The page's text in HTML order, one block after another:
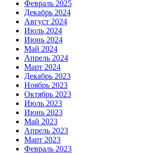
Февраль 2025
Декабрь 2024
Август 2024
Июль 2024
Июнь 2024
Май 2024
Апрель 2024
Март 2024
Декабрь 2023
Ноябрь 2023
Октябрь 2023
Июль 2023
Июнь 2023
Май 2023
Апрель 2023
Март 2023
Февраль 2023